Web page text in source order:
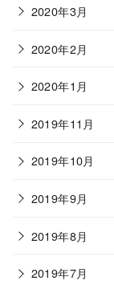
2020年3月
2020年2月
2020年1月
2019年11月
2019年10月
2019年9月
2019年8月
2019年7月